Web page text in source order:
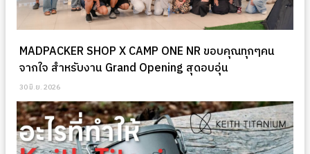
MADPACKER SHOP X CAMP ONE NR ขอบคุณทุกๆคน
จากใจ สำหรับงาน Grand Opening สุดอบอุ่น
30 มิ.ย. 2026